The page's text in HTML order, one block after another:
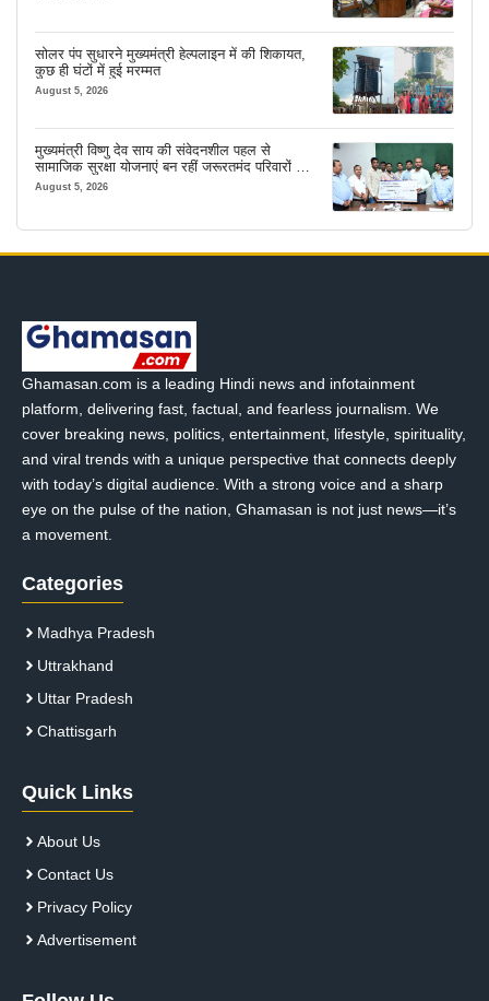
सोलर पंप सुधारने मुख्यमंत्री हेल्पलाइन में की शिकायत,
कुछ ही घंटों में हुई मरम्मत
August 5, 2026
मुख्यमंत्री विष्णु देव साय की संवेदनशील पहल से
सामाजिक सुरक्षा योजनाएं बन रहीं जरूरतमंद परिवारों का
मजबूत सहारा
August 5, 2026
Ghamasan.com is a leading Hindi news and infotainment
platform, delivering fast, factual, and fearless journalism. We
cover breaking news, politics, entertainment, lifestyle, spirituality,
and viral trends with a unique perspective that connects deeply
with today’s digital audience. With a strong voice and a sharp
eye on the pulse of the nation, Ghamasan is not just news—it’s
a movement.
Categories
Madhya Pradesh
Uttrakhand
Uttar Pradesh
Chattisgarh
Quick Links
About Us
Contact Us
Privacy Policy
Advertisement